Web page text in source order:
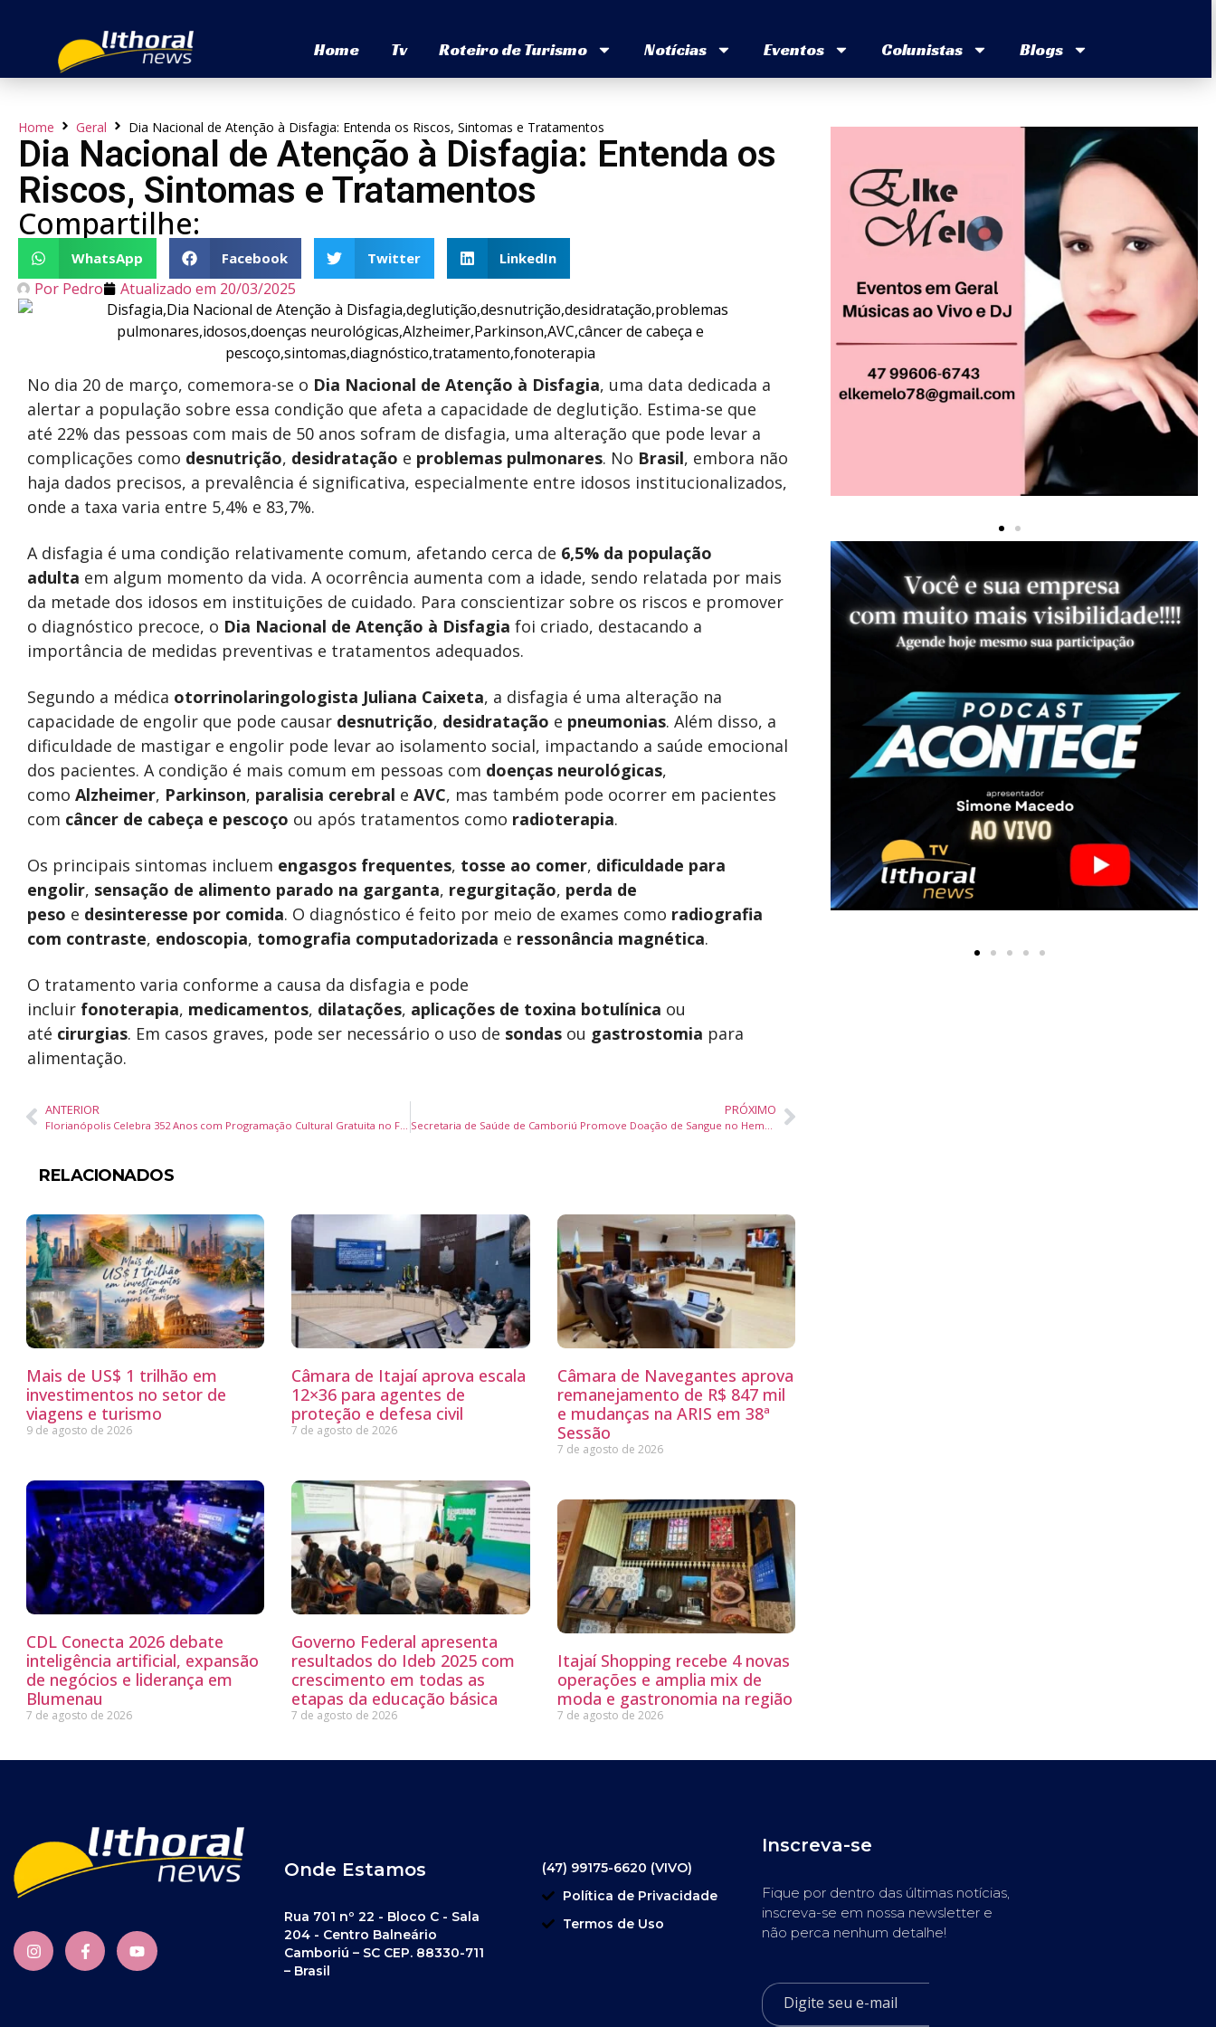
Home Tv Roteiro de Turismo Notícias Eventos Colunistas Blogs
Home Geral Dia Nacional de Atenção à Disfagia: Entenda os Riscos, Sintomas e Tratamentos
Dia Nacional de Atenção à Disfagia: Entenda os
Riscos, Sintomas e Tratamentos
Compartilhe:
WhatsApp Facebook Twitter LinkedIn
Por Pedro Atualizado em 20/03/2025
No dia 20 de março, comemora-se o Dia Nacional de Atenção à Disfagia, uma data dedicada a
alertar a população sobre essa condição que afeta a capacidade de deglutição. Estima-se que
até 22% das pessoas com mais de 50 anos sofram de disfagia, uma alteração que pode levar a
complicações como desnutrição, desidratação e problemas pulmonares. No Brasil, embora não
haja dados precisos, a prevalência é significativa, especialmente entre idosos institucionalizados,
onde a taxa varia entre 5,4% e 83,7%.
A disfagia é uma condição relativamente comum, afetando cerca de 6,5% da população
adulta em algum momento da vida. A ocorrência aumenta com a idade, sendo relatada por mais
da metade dos idosos em instituições de cuidado. Para conscientizar sobre os riscos e promover
o diagnóstico precoce, o Dia Nacional de Atenção à Disfagia foi criado, destacando a
importância de medidas preventivas e tratamentos adequados.
Segundo a médica otorrinolaringologista Juliana Caixeta, a disfagia é uma alteração na
capacidade de engolir que pode causar desnutrição, desidratação e pneumonias. Além disso, a
dificuldade de mastigar e engolir pode levar ao isolamento social, impactando a saúde emocional
dos pacientes. A condição é mais comum em pessoas com doenças neurológicas,
como Alzheimer, Parkinson, paralisia cerebral e AVC, mas também pode ocorrer em pacientes
com câncer de cabeça e pescoço ou após tratamentos como radioterapia.
Os principais sintomas incluem engasgos frequentes, tosse ao comer, dificuldade para
engolir, sensação de alimento parado na garganta, regurgitação, perda de
peso e desinteresse por comida. O diagnóstico é feito por meio de exames como radiografia
com contraste, endoscopia, tomografia computadorizada e ressonância magnética.
O tratamento varia conforme a causa da disfagia e pode
incluir fonoterapia, medicamentos, dilatações, aplicações de toxina botulínica ou
até cirurgias. Em casos graves, pode ser necessário o uso de sondas ou gastrostomia para
alimentação.
ANTERIOR PRÓXIMO
RELACIONADOS
Mais de US$ 1 trilhão em
investimentos no setor de
viagens e turismo
9 de agosto de 2026
Câmara de Itajaí aprova escala
12×36 para agentes de
proteção e defesa civil
7 de agosto de 2026
Câmara de Navegantes aprova
remanejamento de R$ 847 mil
e mudanças na ARIS em 38ª
Sessão
7 de agosto de 2026
CDL Conecta 2026 debate
inteligência artificial, expansão
de negócios e liderança em
Blumenau
7 de agosto de 2026
Governo Federal apresenta
resultados do Ideb 2025 com
crescimento em todas as
etapas da educação básica
7 de agosto de 2026
Itajaí Shopping recebe 4 novas
operações e amplia mix de
moda e gastronomia na região
7 de agosto de 2026
Onde Estamos
Rua 701 nº 22 - Bloco C - Sala
204 - Centro Balneário
Camboriú – SC CEP. 88330-711
– Brasil
(47) 99175-6620 (VIVO)
Política de Privacidade
Termos de Uso
Inscreva-se
Fique por dentro das últimas notícias,
inscreva-se em nossa newsletter e
não perca nenhum detalhe!